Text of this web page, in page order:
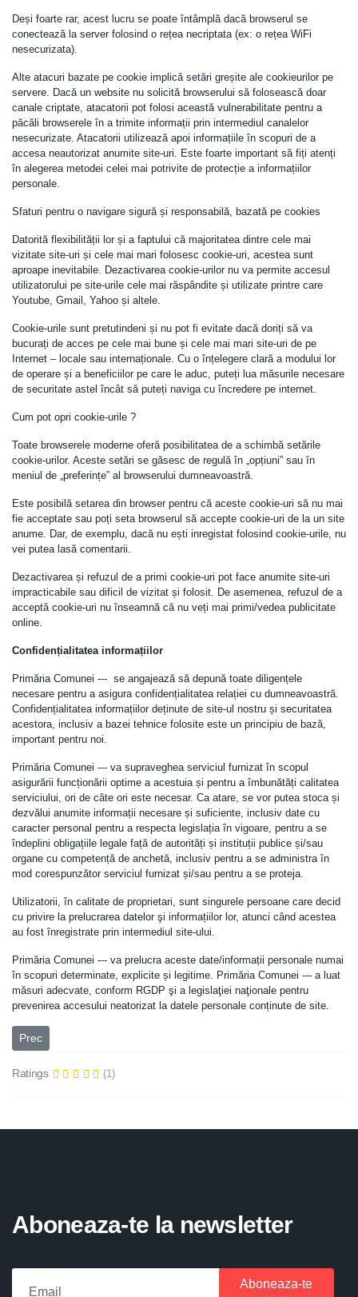
Deși foarte rar, acest lucru se poate întâmplă dacă browserul se
conectează la server folosind o rețea necriptata (ex: o rețea WiFi
nesecurizata).
Alte atacuri bazate pe cookie implică setări greșite ale cookieurilor pe
servere. Dacă un website nu solicită browserului să folosească doar
canale criptate, atacatorii pot folosi această vulnerabilitate pentru a
păcăli browserele în a trimite informații prin intermediul canalelor
nesecurizate. Atacatorii utilizează apoi informațiile în scopuri de a
accesa neautorizat anumite site-uri. Este foarte important să fiți atenți
în alegerea metodei celei mai potrivite de protecție a informațiilor
personale.
Sfaturi pentru o navigare sigură și responsabilă, bazată pe cookies
Datorită flexibilității lor și a faptului că majoritatea dintre cele mai
vizitate site-uri și cele mai mari folosesc cookie-uri, acestea sunt
aproape inevitabile. Dezactivarea cookie-urilor nu va permite accesul
utilizatorului pe site-urile cele mai răspândite și utilizate printre care
Youtube, Gmail, Yahoo și altele.
Cookie-urile sunt pretutindeni și nu pot fi evitate dacă doriți să va
bucurați de acces pe cele mai bune și cele mai mari site-uri de pe
Internet – locale sau internaționale. Cu o înțelegere clară a modului lor
de operare și a beneficiilor pe care le aduc, puteți lua măsurile necesare
de securitate astel încât să puteți naviga cu încredere pe internet.
Cum pot opri cookie-urile ?
Toate browserele moderne oferă posibilitatea de a schimbă setările
cookie-urilor. Aceste setări se găsesc de regulă în „opțiuni” sau în
meniul de „preferințe” al browserului dumneavoastră.
Este posibilă setarea din browser pentru că aceste cookie-uri să nu mai
fie acceptate sau poți seta browserul să accepte cookie-uri de la un site
anume. Dar, de exemplu, dacă nu ești inregistat folosind cookie-urile, nu
vei putea lasă comentarii.
Dezactivarea și refuzul de a primi cookie-uri pot face anumite site-uri
impracticabile sau dificil de vizitat și folosit. De asemenea, refuzul de a
acceptă cookie-uri nu înseamnă că nu veți mai primi/vedea publicitate
online.
Confidențialitatea informațiilor
Primăria Comunei --- se angajează să depună toate diligențele
necesare pentru a asigura confidențialitatea relației cu dumneavoastră.
Confidențialitatea informațiilor deținute de site-ul nostru și securitatea
acestora, inclusiv a bazei tehnice folosite este un principiu de bază,
important pentru noi.
Primăria Comunei --- va supraveghea serviciul furnizat în scopul
asigurării funcționării optime a acestuia și pentru a îmbunătăți calitatea
serviciului, ori de câte ori este necesar. Ca atare, se vor putea stoca și
dezvălui anumite informații necesare și suficiente, inclusiv date cu
caracter personal pentru a respecta legislația în vigoare, pentru a se
îndeplini obligațiile legale față de autorități și instituții publice și/sau
organe cu competență de anchetă, inclusiv pentru a se administra în
mod corespunzător serviciul furnizat și/sau pentru a se proteja.
Utilizatorii, în calitate de proprietari, sunt singurele persoane care decid
cu privire la prelucrarea datelor şi informațiilor lor, atunci când acestea
au fost înregistrate prin intermediul site-ului.
Primăria Comunei --- va prelucra aceste date/informații personale numai
în scopuri determinate, explicite și legitime. Primăria Comunei --- a luat
măsuri adecvate, conform RGDP şi a legislaţiei naţionale pentru
prevenirea accesului neatorizat la datele personale conținute de site.
Articol precedent: Legislatie
Prec
Ratings (1)
Aboneaza-te la newsletter
Aboneaza-te